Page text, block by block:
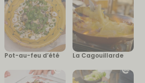
Pot-au-feu d’été La Cagouillarde